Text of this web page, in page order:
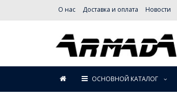
О нас Доставка и оплата Новости
ОСНОВНОЙ КАТАЛОГ